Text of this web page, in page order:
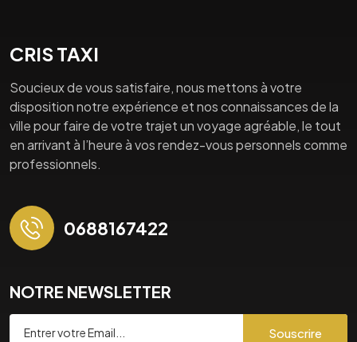
CRIS TAXI
Soucieux de vous satisfaire, nous mettons à votre
disposition notre expérience et nos connaissances de la
ville pour faire de votre trajet un voyage agréable, le tout
en arrivant à l’heure à vos rendez-vous personnels comme
professionnels.
0688167422
NOTRE NEWSLETTER
Souscrire